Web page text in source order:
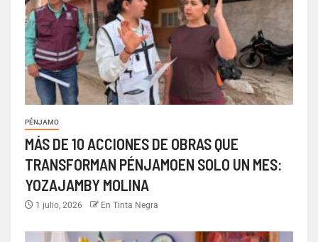
PÉNJAMO
MÁS DE 10 ACCIONES DE OBRAS QUE
TRANSFORMAN PÉNJAMOEN SOLO UN MES:
YOZAJAMBY MOLINA
1 julio, 2026 En Tinta Negra